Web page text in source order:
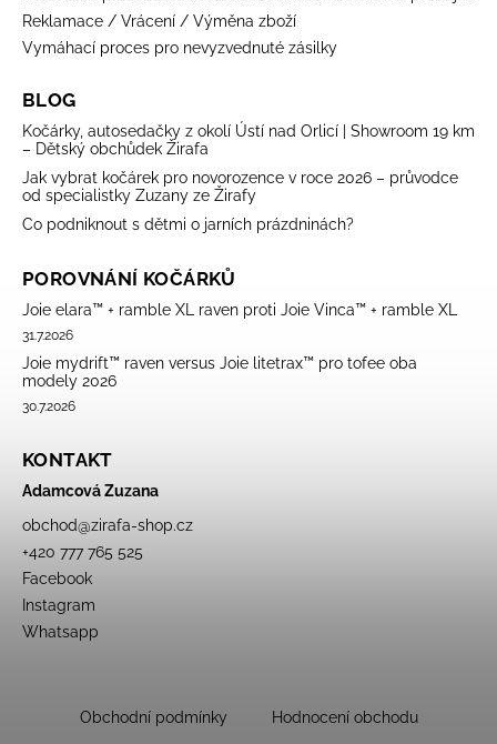
Reklamace / Vrácení / Výměna zboží
Vymáhací proces pro nevyzvednuté zásilky
BLOG
Kočárky, autosedačky z okolí Ústí nad Orlicí | Showroom 19 km
– Dětský obchůdek Žirafa
Jak vybrat kočárek pro novorozence v roce 2026 – průvodce
od specialistky Zuzany ze Žirafy
Co podniknout s dětmi o jarních prázdninách?
POROVNÁNÍ KOČÁRKŮ
Joie elara™ + ramble XL raven proti Joie Vinca™ + ramble XL
31.7.2026
Joie mydrift™ raven versus Joie litetrax™ pro tofee oba
modely 2026
30.7.2026
KONTAKT
Adamcová Zuzana
obchod@zirafa-shop.cz
+420 777 765 525
Facebook
Instagram
Whatsapp
Obchodní podmínky Hodnocení obchodu